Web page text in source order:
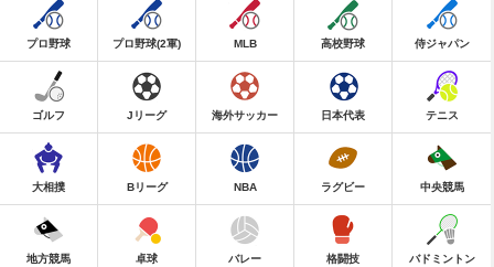
プロ野球 プロ野球(2軍) MLB 高校野球 侍ジャパン
ゴルフ Jリーグ 海外サッカー 日本代表 テニス
大相撲 Bリーグ NBA ラグビー 中央競馬
地方競馬 卓球 バレー 格闘技 バドミントン